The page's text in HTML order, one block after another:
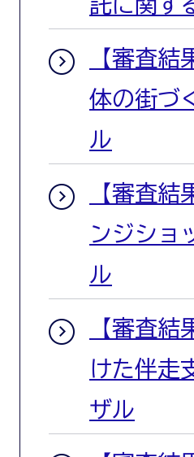
【審査
体の街づ
ル
【審査
ンジショ
ル
【審査
けた伴走
ザル